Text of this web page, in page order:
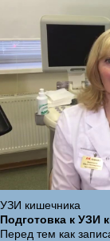
УЗИ кишечника
Подготовка к УЗИ
Перед тем как